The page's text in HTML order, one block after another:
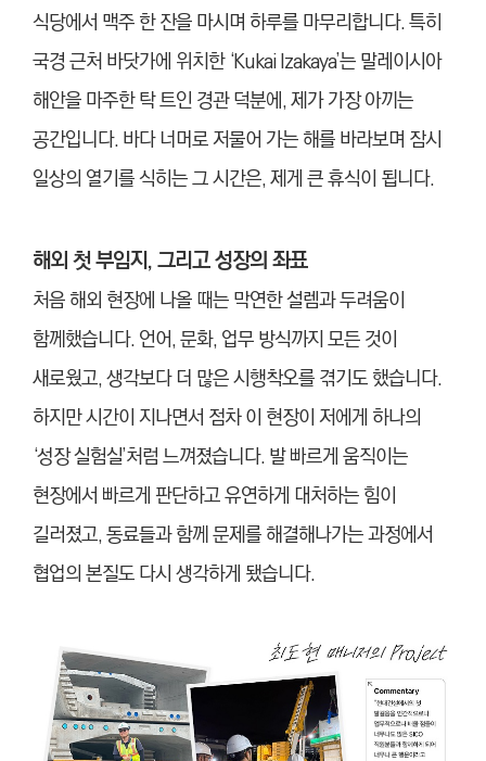
식당에서 맥주 한 잔을 마시며 하루를 마무리합니다. 특히
국경 근처 바닷가에 위치한 ‘Kukai Izakaya’는 말레이시아
해안을 마주한 탁 트인 경관 덕분에, 제가 가장 아끼는
공간입니다. 바다 너머로 저물어 가는 해를 바라보며 잠시
일상의 열기를 식히는 그 시간은, 제게 큰 휴식이 됩니다.
해외 첫 부임지, 그리고 성장의 좌표
처음 해외 현장에 나올 때는 막연한 설렘과 두려움이
함께했습니다. 언어, 문화, 업무 방식까지 모든 것이
새로웠고, 생각보다 더 많은 시행착오를 겪기도 했습니다.
하지만 시간이 지나면서 점차 이 현장이 저에게 하나의
‘성장 실험실’처럼 느껴졌습니다. 발 빠르게 움직이는
현장에서 빠르게 판단하고 유연하게 대처하는 힘이
길러졌고, 동료들과 함께 문제를 해결해나가는 과정에서
협업의 본질도 다시 생각하게 됐습니다.